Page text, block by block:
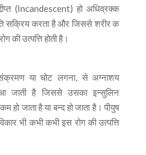
(Incandescent) हो अधिव्रक्क
सक्रिय करता है और जिससे शरीर क
की उत्पत्ति होती है।
या चोट लगना, से अग्नाशय
जाती है जिससे उसका इन्सुलिन
हो जाता है या बन्द हो जाता है। पीयुष
भी कभी कभी इस रोग की उत्पत्ति